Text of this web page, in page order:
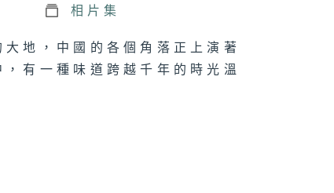
相片集
地，中國的各個角落正上演著
有一種味道跨越千年的時光溫